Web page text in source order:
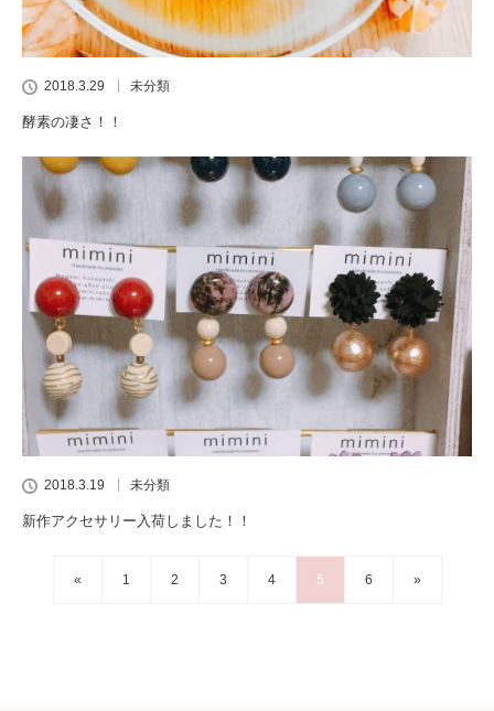
2018.3.29 未分類
酵素の凄さ！！
2018.3.19 未分類
新作アクセサリー入荷しました！！
« 1 2 3 4 5 6 »